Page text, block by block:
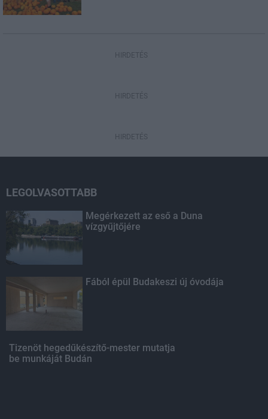
HIRDETÉS
HIRDETÉS
HIRDETÉS
LEGOLVASOTTABB
Megérkezett az eső a Duna
vízgyűjtőjére
Fából épül Budakeszi új óvodája
Tizenöt hegedűkészítő-mester mutatja
be munkáját Budán